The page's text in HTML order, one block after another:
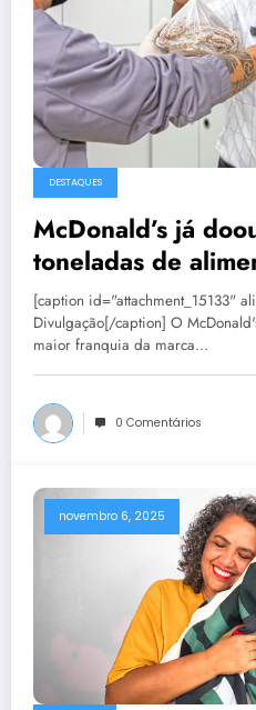
DESTAQUES
McDonald’s já
toneladas de
[caption id="attachment_15133"
Divulgação[/caption] O
maior franquia da marca…
0 Comentários
novembro 6, 2025